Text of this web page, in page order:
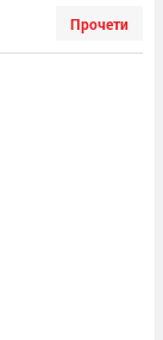
Прочети